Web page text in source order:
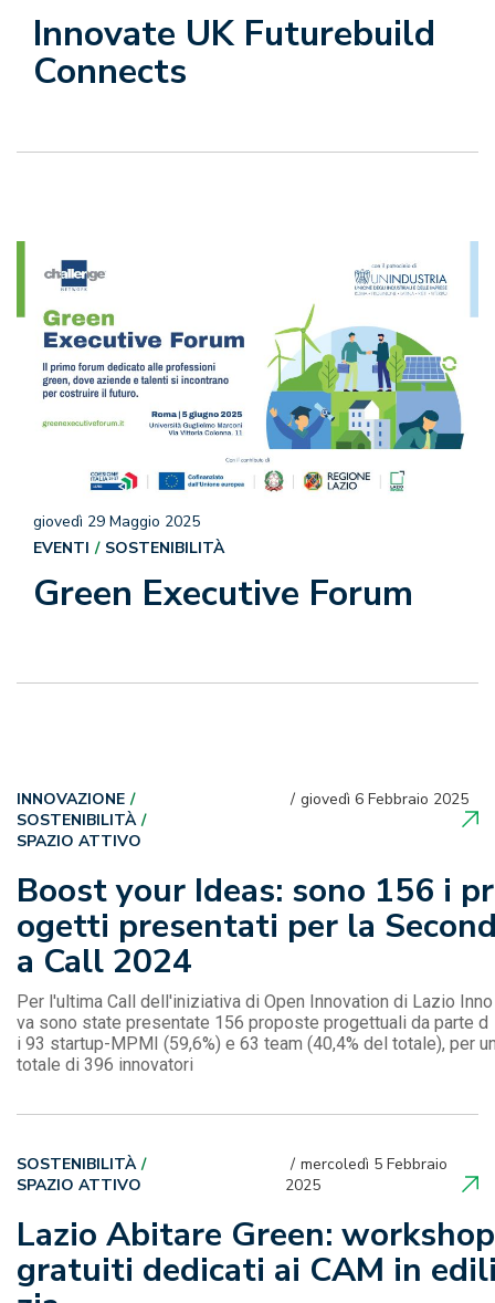
Innovate UK Futurebuild
Connects
Green Executive Forum
giovedì 29 Maggio 2025
EVENTI
SOSTENIBILITÀ
Boost your Ideas: sono 156 i pr
ogetti presentati per la
a Call 2024
giovedì 6 Febbraio 2025
INNOVAZIONE
SOSTENIBILITÀ
SPAZIO ATTIVO
Per l'ultima Call dell'iniziativa di Open Innovation di Lazio Inno
va sono state presentate 156 proposte progettuali da parte d
i 93 startup-MPMI (59,6%) e 63 team (40,4% del totale), per
totale di 396 innovatori
Lazio Abitare Green: workshop
gratuiti dedicati ai CAM in
mercoledì 5 Febbraio
2025
SOSTENIBILITÀ
SPAZIO ATTIVO